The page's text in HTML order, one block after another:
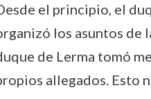
el principio, el
los asuntos de
de Lerma tomó
allegados. Esto